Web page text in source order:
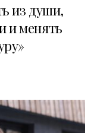
из души,
и менять